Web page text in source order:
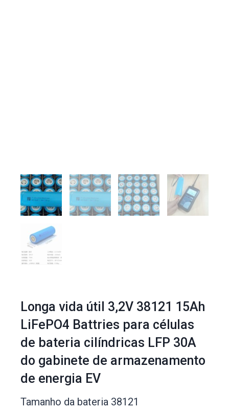
Longa vida útil 3,2V 38121 15Ah
LiFePO4 Battries para células
de bateria cilíndricas LFP 30A
do gabinete de armazenamento
de energia EV
Tamanho da bateria 38121